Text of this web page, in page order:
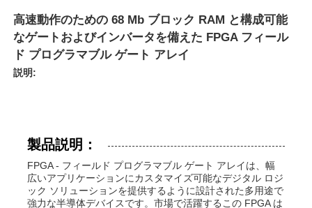
高速動作のための 68 Mb ブロック RAM と構成可能
なゲートおよびインバータを備えた FPGA フィール
ド プログラマブル ゲート アレイ
説明:
製品説明：
FPGA - フィールド プログラマブル ゲート アレイは、幅
広いアプリケーションにカスタマイズ可能なデジタル ロジ
ック ソリューションを提供するように設計された多用途で
強力な半導体デバイスです。市場で活躍するこの FPGA は